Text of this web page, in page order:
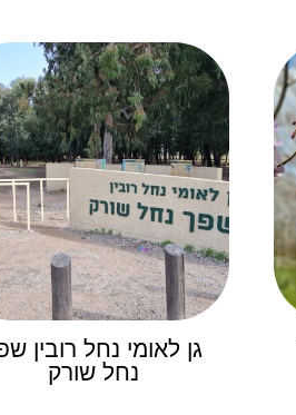
גן לאומי נחל רובין
נחל שורק